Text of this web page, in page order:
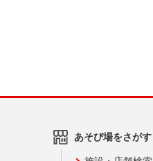
あそび場をさがす